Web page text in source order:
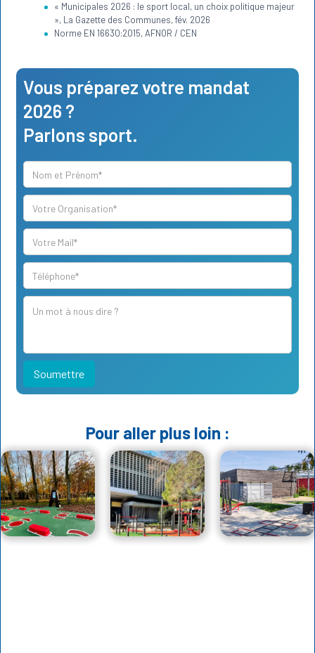
« Municipales 2026 : le sport local, un choix politique majeur
», La Gazette des Communes, fév. 2026
Norme EN 16630:2015, AFNOR / CEN
Vous préparez votre mandat
2026 ?
Parlons sport.
Pour aller plus loin :